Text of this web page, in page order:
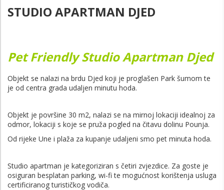
STUDIO APARTMAN DJED
Pet Friendly Studio Apartman Djed
Objekt se nalazi na brdu Djed koji je proglašen Park šumom te
je od centra grada udaljen minutu hoda.
Objekt je površine 30 m2, nalazi se na mirnoj lokaciji idealnoj za
odmor, lokaciji s koje se pruža pogled na čitavu dolinu Pounja.
Od rijeke Une i plaža za kupanje udaljeni smo pet minuta hoda.
Studio apartman je kategoriziran s četiri zvjezdice. Za goste je
osiguran besplatan parking, wi-fi te mogućnost korištenja usluga
certificiranog turističkog vodiča.